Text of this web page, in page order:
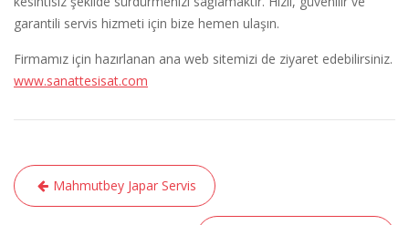
garantili servis hizmeti için bize hemen ulaşın.
Firmamız için hazırlanan ana web sitemizi de ziyaret edebilirsiniz.
www.sanattesisat.com
Yazı
gezinmesi
Mahmutbey Japar Servis